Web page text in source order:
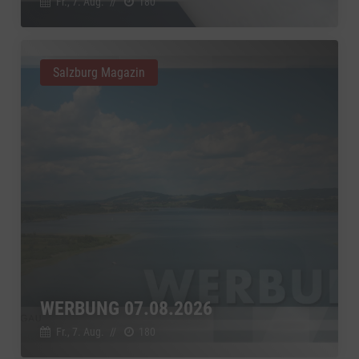
WERBUNG 07.08.2026
Salzburg Magazin